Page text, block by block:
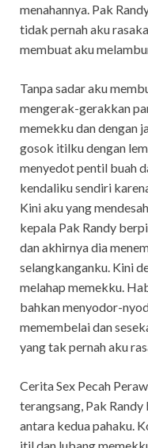
menahannya. Pak
tidak pernah aku
membuat aku
Tanpa sadar aku
mengerak-gerakkan
memekku dan dengan
gosok itilku dengan
menyedot pentil buah
kendaliku sendiri
Kini aku yang
kepala Pak Randy
dan akhirnya dia
selangkanganku. Kini
melahap memekku.
bahkan menyodor-
memembelai dan
yang tak pernah aku
Cerita Sex Pecah
terangsang, Pak
antara kedua pahaku.